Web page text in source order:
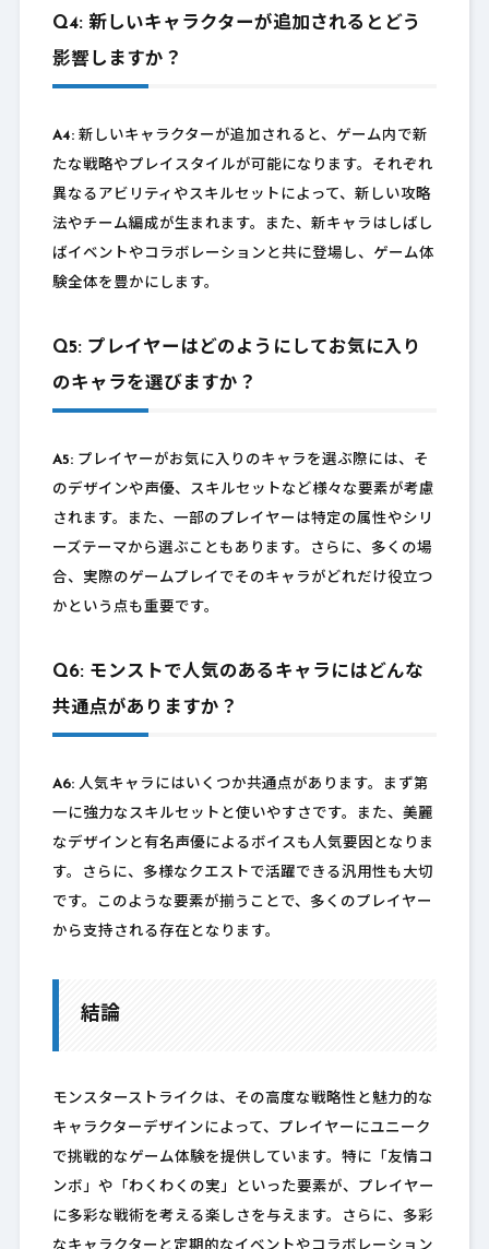
Q4: 新しいキャラクターが追加されるとどう
影響しますか？
A4:新しいキャラクターが追加されると、ゲーム内で新
たな戦略やプレイスタイルが可能になります。それぞれ
異なるアビリティやスキルセットによって、新しい攻略
法やチーム編成が生まれます。また、新キャラはしばし
ばイベントやコラボレーションと共に登場し、ゲーム体
験全体を豊かにします。
Q5: プレイヤーはどのようにしてお気に入り
のキャラを選びますか？
A5:プレイヤーがお気に入りのキャラを選ぶ際には、そ
のデザインや声優、スキルセットなど様々な要素が考慮
されます。また、一部のプレイヤーは特定の属性やシリ
ーズテーマから選ぶこともあります。さらに、多くの場
合、実際のゲームプレイでそのキャラがどれだけ役立つ
かという点も重要です。
Q6: モンストで人気のあるキャラにはどんな
共通点がありますか？
A6:人気キャラにはいくつか共通点があります。まず第
一に強力なスキルセットと使いやすさです。また、美麗
なデザインと有名声優によるボイスも人気要因となりま
す。さらに、多様なクエストで活躍できる汎用性も大切
です。このような要素が揃うことで、多くのプレイヤー
から支持される存在となります。
結論
モンスターストライクは、その高度な戦略性と魅力的な
キャラクターデザインによって、プレイヤーにユニーク
で挑戦的なゲーム体験を提供しています。特に「友情コ
ンボ」や「わくわくの実」といった要素が、プレイヤー
に多彩な戦術を考える楽しさを与えます。さらに、多彩